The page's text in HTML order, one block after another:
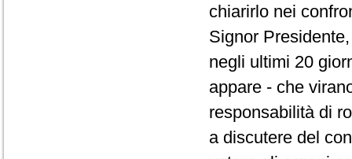
chiarirlo nei
Signor
negli ultimi 20
appare - che
responsabilità di
a discutere del